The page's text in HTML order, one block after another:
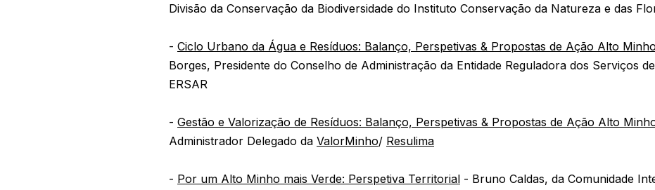
Divisão da Conservação da Biodiversidade do Instituto Conservação da Natureza e das
- Ciclo Urbano da Água e Resíduos: Balanço, Perspetivas & Propostas de Ação Alto
Borges, Presidente do Conselho de Administração da Entidade Reguladora dos Serviços
ERSAR
- Gestão e Valorização de Resíduos: Balanço, Perspetivas & Propostas de Ação Alto
Administrador Delegado da ValorMinho/ Resulima
- Por um Alto Minho mais Verde: Perspetiva Territorial - Bruno Caldas, da Comunidade